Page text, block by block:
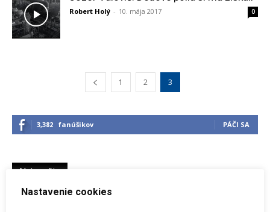
Robert Holý - 10. mája 2017 0
1 2 3
3,382 fanúšikov PÁČI SA
Najnovšie
Nastavenie cookies